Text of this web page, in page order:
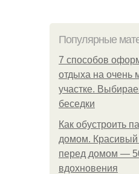
Популярные
7 способов
отдыха на очень
участке.
беседки
Как обустроить
домом. Красивый
перед домом —
вдохновения